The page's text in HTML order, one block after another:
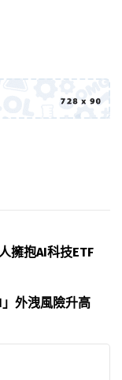
擁抱AI科技ETF
外洩風險升高